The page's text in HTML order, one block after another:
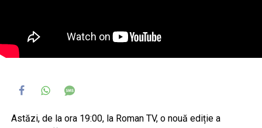
Astăzi, de la ora 19:00, la Roman TV, o nouă ediție a